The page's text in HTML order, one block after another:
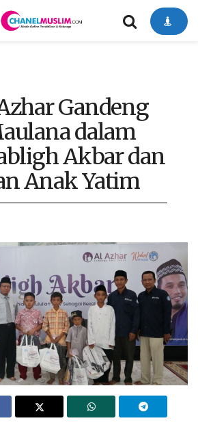
Gandeng
dalam
Akbar dan
Anak Yatim